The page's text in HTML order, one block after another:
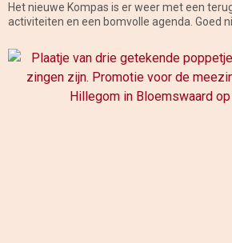
Het nieuwe Kompas is er weer met een
activiteiten en een bomvolle agenda. Goed